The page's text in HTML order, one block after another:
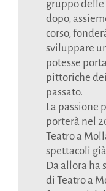
gruppo delle
dopo,
corso,
sviluppare
potesse
pittoriche
passato.
La passione
porterà nel
Teatro a
spettacoli
Da allora ha
di Teatro a